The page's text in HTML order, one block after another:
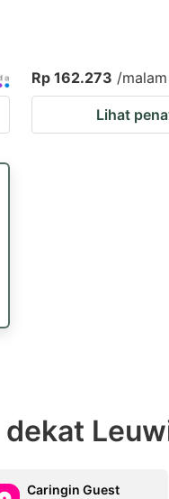
Rp 162.273 /malam
Lihat
Caringin Guest